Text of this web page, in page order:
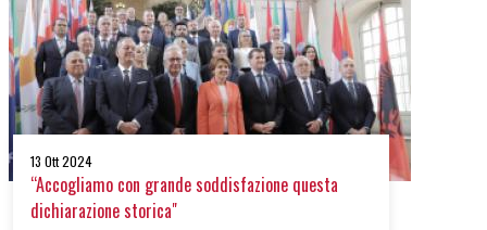
13 Ott 2024
“Accogliamo con grande soddisfazione questa
dichiarazione storica"